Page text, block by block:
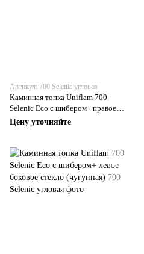
Артикул: 700 Selenic угловая
Каминная топка Uniflam 700
Selenic Eco с шибером+ правое
боковое стекло (чугунная)
Цену уточняйте